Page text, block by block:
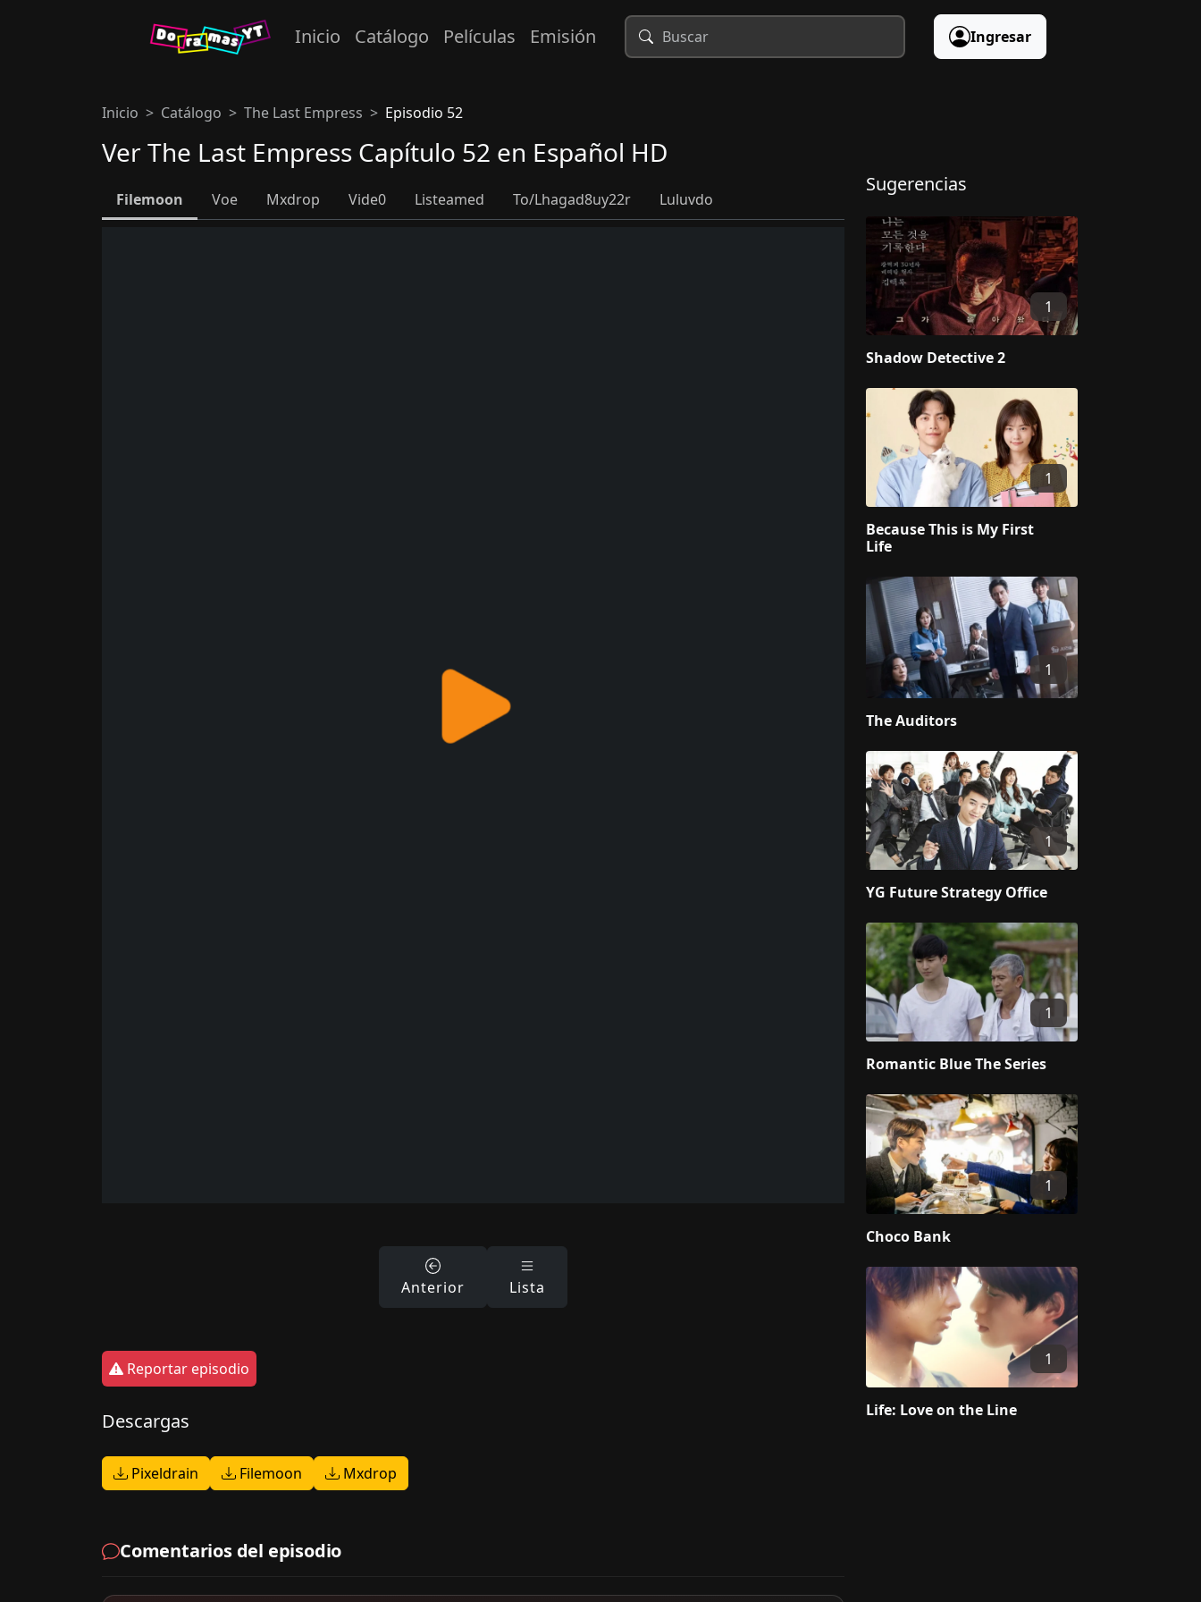
Inicio Catálogo Películas Emisión Ingresar
Inicio Catálogo The Last Empress Episodio 52
Ver The Last Empress Capítulo 52 en Español HD
Filemoon Voe Mxdrop Vide0 Listeamed To/lhagad8uy22r Luluvdo
Anterior Lista
Reportar episodio
Descargas
Pixeldrain Filemoon Mxdrop
Comentarios del episodio
Sugerencias
1
Shadow Detective 2
1
Because This is My First
Life
1
The Auditors
1
YG Future Strategy Office
1
Romantic Blue The Series
1
Choco Bank
1
Life: Love on the Line